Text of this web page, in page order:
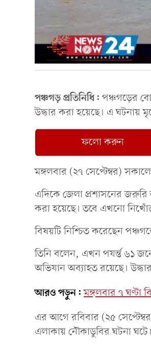
পঞ্চগড় প্রতিনিধি: পঞ্চগড়ের
উদ্ধার করা হয়েছে। এ ঘটনায়
ফলো করুন
মঙ্গলবার (২৭ সেপ্টেম্বর)
এদিকে জেলা প্রশাসনের জরুরি
করা হয়েছে। তবে এখনো
বিষয়টি নিশ্চিত করেছেন
তিনি বলেন, এখন পযর্ন্ত ৬১
অভিযান অব্যাহত রয়েছে।
আরও পড়ুন: মঙ্গলবার ৭ ঘণ্টা
এর আগে রবিবার (২৫
এলাকায় নৌকাডুবির ঘটনা ঘটে।